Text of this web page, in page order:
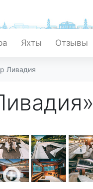
Яхты Отзывы
Ливадия